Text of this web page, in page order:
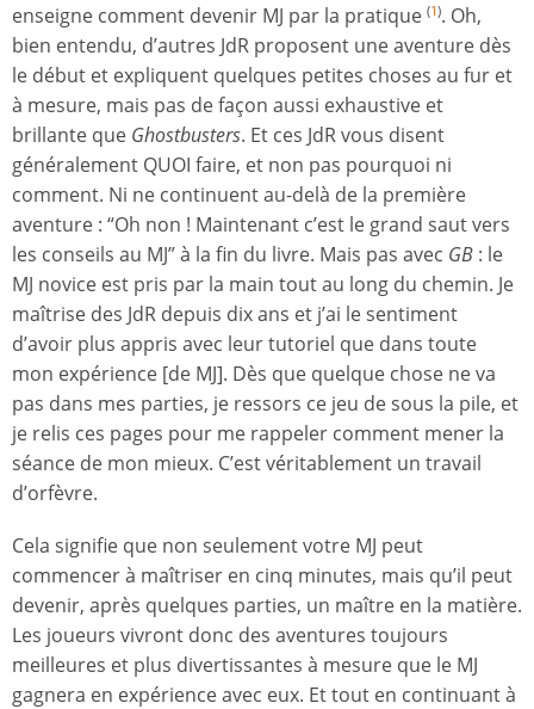
enseigne comment devenir MJ par la pratique (1). Oh,
bien entendu, d’autres JdR proposent une aventure dès
le début et expliquent quelques petites choses au fur et
à mesure, mais pas de façon aussi exhaustive et
brillante que Ghostbusters. Et ces JdR vous disent
généralement QUOI faire, et non pas pourquoi ni
comment. Ni ne continuent au-delà de la première
aventure : “Oh non ! Maintenant c’est le grand saut vers
les conseils au MJ” à la fin du livre. Mais pas avec GB : le
MJ novice est pris par la main tout au long du chemin. Je
maîtrise des JdR depuis dix ans et j’ai le sentiment
d’avoir plus appris avec leur tutoriel que dans toute
mon expérience [de MJ]. Dès que quelque chose ne va
pas dans mes parties, je ressors ce jeu de sous la pile, et
je relis ces pages pour me rappeler comment mener la
séance de mon mieux. C’est véritablement un travail
d’orfèvre.
Cela signifie que non seulement votre MJ peut
commencer à maîtriser en cinq minutes, mais qu’il peut
devenir, après quelques parties, un maître en la matière.
Les joueurs vivront donc des aventures toujours
meilleures et plus divertissantes à mesure que le MJ
gagnera en expérience avec eux. Et tout en continuant à